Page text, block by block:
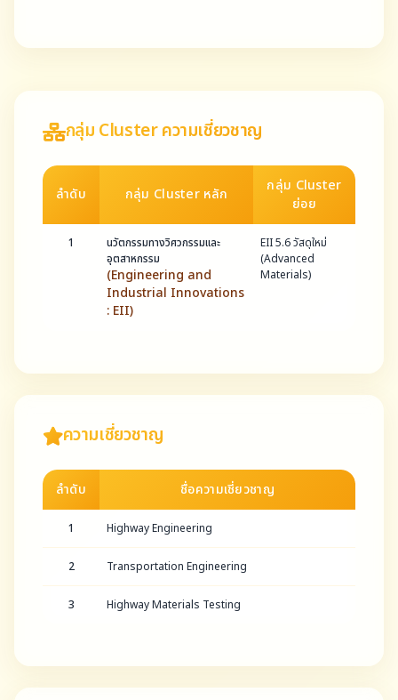
กลุ่ม Cluster ความเชี่ยวชาญ
ลำดับ กลุ่ม Cluster หลัก
กลุ่ม Cluster
ย่อย
1
นวัตกรรมทางวิศวกรรมและ
อุตสาหกรรม
(Engineering and
Industrial Innovations
: EII)
EII 5.6 วัสดุใหม่
(Advanced
Materials)
ความเชี่ยวชาญ
ลำดับ ชื่อความเชี่ยวชาญ
1 Highway Engineering
2 Transportation Engineering
3 Highway Materials Testing